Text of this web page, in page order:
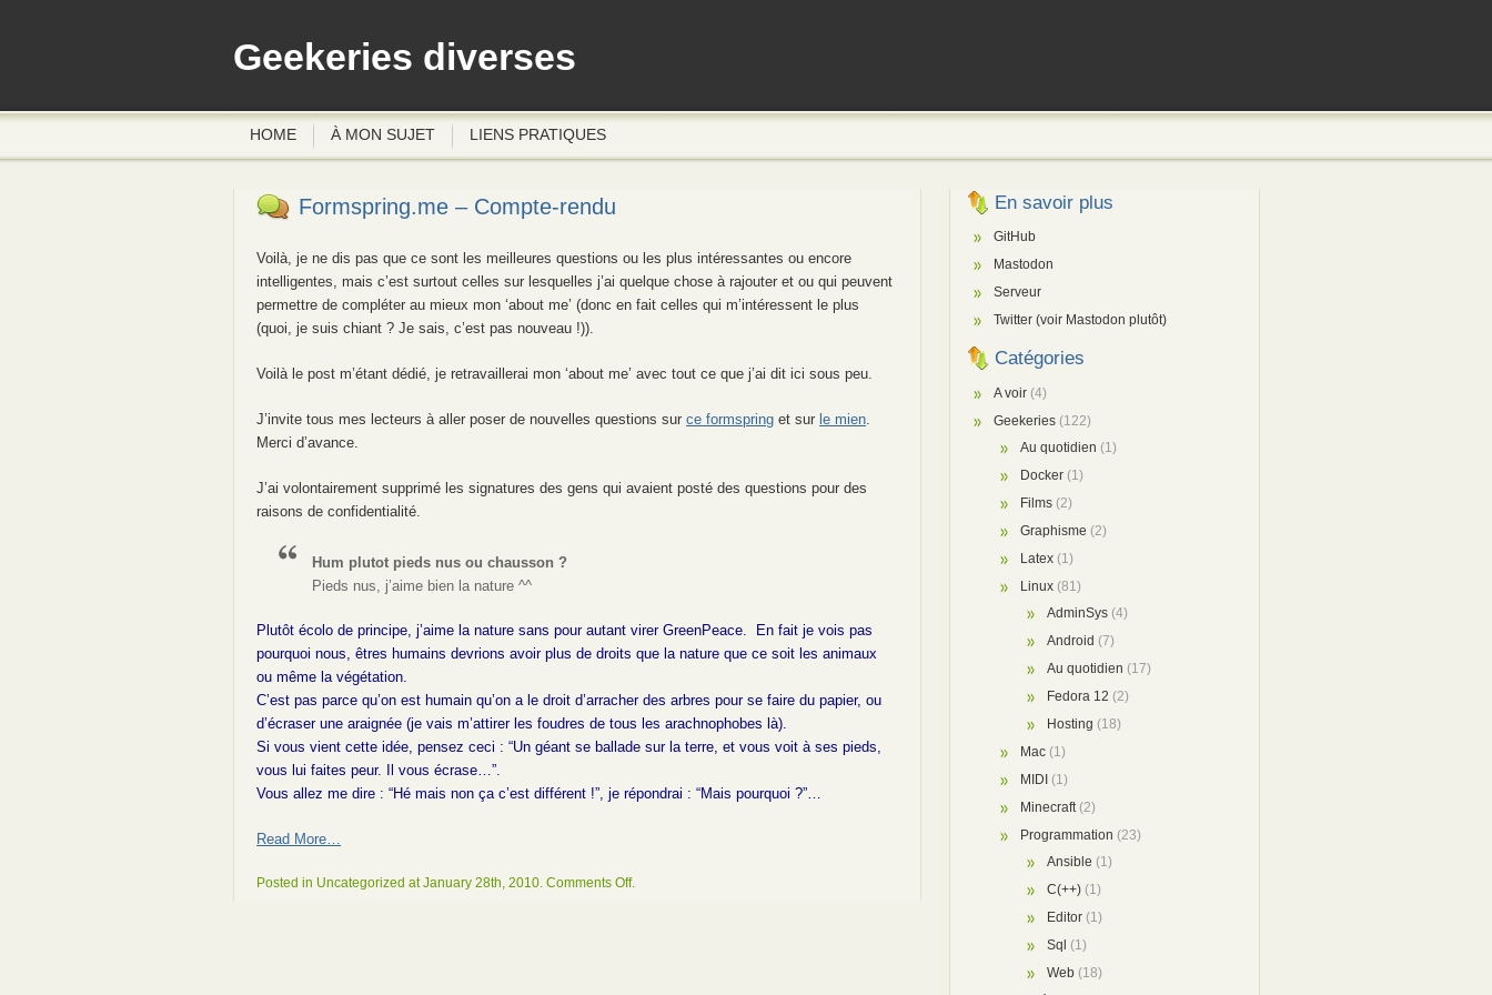
Geekeries diverses
HOME À MON SUJET LIENS PRATIQUES
Formspring.me – Compte-rendu
Voilà, je ne dis pas que ce sont les meilleures questions ou les plus intéressantes ou encore
intelligentes, mais c’est surtout celles sur lesquelles j’ai quelque chose à rajouter et ou qui peuvent
permettre de compléter au mieux mon ‘about me’ (donc en fait celles qui m’intéressent le plus
(quoi, je suis chiant ? Je sais, c’est pas nouveau !)).
Voilà le post m’étant dédié, je retravaillerai mon ‘about me’ avec tout ce que j’ai dit ici sous peu.
J’invite tous mes lecteurs à aller poser de nouvelles questions surce formspring et sur le mien
Merci d’avance.
J’ai volontairement supprimé les signatures des gens qui avaient posté des questions pour des
raisons de confidentialité.
Hum plutot pieds nus ou chausson ?
Pieds nus, j’aime bien la nature ^^
Plutôt écolo de principe, j’aime la nature sans pour autant virer GreenPeace. En fait je vois pas
pourquoi nous, êtres humains devrions avoir plus de droits que la nature que ce soit les animaux
ou même la végétation.
C’est pas parce qu’on est humain qu’on a le droit d’arracher des arbres pour se faire du papier, ou
d’écraser une araignée (je vais m’attirer les foudres de tous les arachnophobes là).
Si vous vient cette idée, pensez ceci : “Un géant se ballade sur la terre, et vous voit à ses pieds,
vous lui faites peur. Il vous écrase…”.
Vous allez me dire : “Hé mais non ça c’est différent !”, je répondrai : “Mais pourquoi ?”…
Read More…
Posted in Uncategorized at January 28th, 2010.Comments Offon
.
En savoir plus
GitHub
Mastodon
Serveur
Twitter (voir Mastodon plutôt)
Catégories
A voir (4)
Geekeries (122)
Au quotidien (1)
Docker (1)
Films (2)
Graphisme (2)
Latex (1)
Linux (81)
AdminSys (4)
Android (7)
Au quotidien (17)
Fedora 12 (2)
Hosting (18)
Mac (1)
MIDI (1)
Minecraft (2)
Programmation (23)
Ansible (1)
C(++) (1)
Editor (1)
Sql (1)
Web (18)